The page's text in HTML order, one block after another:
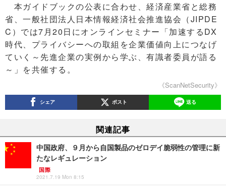
本ガイドブックの公表に合わせ、経済産業省と総務
省、一般社団法人日本情報経済社会推進協会（JIPDE
C）では7月20日にオンラインセミナー「加速するDX
時代、プライバシーへの取組を企業価値向上につなげ
ていく～先進企業の実例から学ぶ、有識者委員が語る
～」を共催する。
《ScanNetSecurity》
シェア ポスト 送る
関連記事
中国政府、９月から自国製品のゼロデイ脆弱性の管理に新
たなレギュレーション
国際
2021.7.19 Mon 8:15